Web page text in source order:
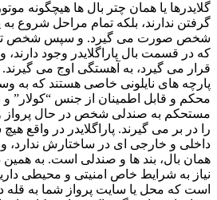
گلایدرها یا همان چتر بال ها هیچگونه
گرفتن ندارند، بلکه تمام مراحل شروع به
شخص صورت می گیرد. و سپس شخص
که در قسمت بال پاراگلایدر وجود
قرار می گیرد، به آهستگی اوج می گیرند.
پارچه های نایلونی خاصی هستند که به
محکم و قابل اطمینان از جنس “کولار”
مستحکم به صندلی شخص در حال
را در بر می گیرند. پاراگلایدر در واقع
داخلی و خارجی ای در ساختارش ندارد،
همان بال، بند ها و صندلی است. به همین
نیاز به شرایط خاص امنیتی و محیطی
است که محل یا سایت پرواز شما به